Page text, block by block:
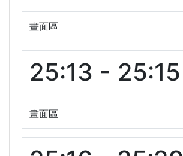
畫面區
25:13 - 25:15
畫面區